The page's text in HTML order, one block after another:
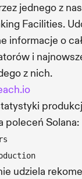
jednego z
Facilities.
informacje o
i
z nich.
poleceń Solana:
udziela